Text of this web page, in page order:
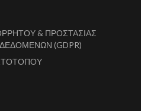
& ΠΡΟΣΤΑΣΙΑΣ
(GDPR)